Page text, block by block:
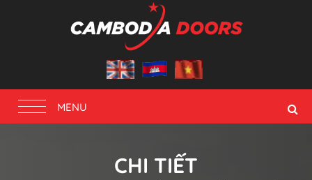
Toggle
navigation
MENU
CHI TIẾT